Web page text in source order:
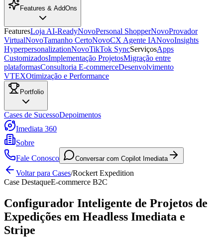
Features & AddOns
FeaturesLoja AI-ReadyNovoPersonal ShopperNovoProvador
VirtualNovoTamanho CertoNovoCX Agente IANovoInsights
HyperpersonalizationNovoTikTok SyncServiçosApps
CustomizadosImplementação ProjetosMigração entre
plataformasConsultoria E-commerceDesenvolvimento
VTEXOtimização e Performance
Portfolio
Cases de SucessoDepoimentos
Imediata 360
Sobre
Fale Conosco
Conversar com Copilot Imediata
Voltar para Cases/Rockert Expedition
Case DestaqueE-commerce B2C
Configurador Inteligente de Projetos de
Expedições em Headless Imediata e
Stripe